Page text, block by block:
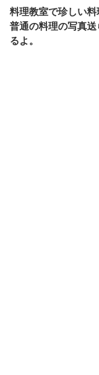
料理教室で珍しい料
普通の料理の写真
るよ。